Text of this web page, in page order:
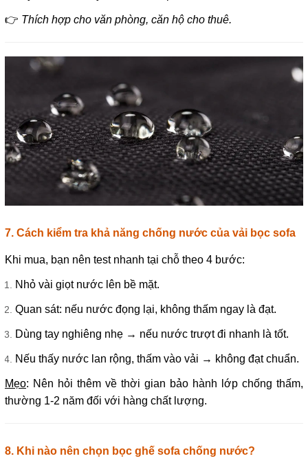
👉 Thích hợp cho văn phòng, căn hộ cho thuê.
7. Cách kiểm tra khả năng chống nước của vải bọc sofa
Khi mua, bạn nên test nhanh tại chỗ theo 4 bước:
Nhỏ vài giọt nước lên bề mặt.
Quan sát: nếu nước đọng lại, không thấm ngay là đạt.
Dùng tay nghiêng nhẹ → nếu nước trượt đi nhanh là tốt.
Nếu thấy nước lan rộng, thấm vào vải → không đạt chuẩn.
Mẹo: Nên hỏi thêm về thời gian bảo hành lớp chống thấm,
thường 1-2 năm đối với hàng chất lượng.
8. Khi nào nên chọn bọc ghế sofa chống nước?